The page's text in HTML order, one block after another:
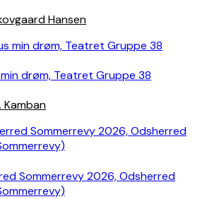
Hansen
drøm, Teatret Gruppe 38
Kamban
Sommerrevy 2026, Odsherred